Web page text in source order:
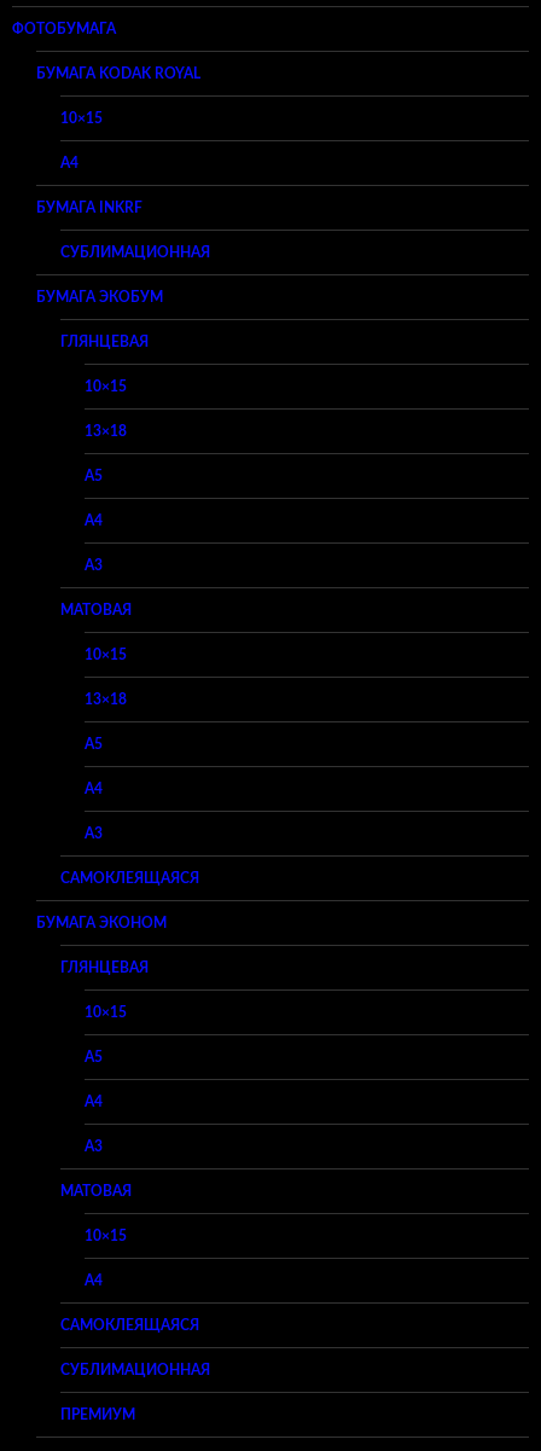
ФОТОБУМАГА
БУМАГА KODAK ROYAL
10×15
A4
БУМАГА INKRF
СУБЛИМАЦИОННАЯ
БУМАГА ЭКОБУМ
ГЛЯНЦЕВАЯ
10×15
13×18
A5
A4
A3
МАТОВАЯ
10×15
13×18
A5
A4
A3
САМОКЛЕЯЩАЯСЯ
БУМАГА ЭКОНОМ
ГЛЯНЦЕВАЯ
10×15
A5
A4
A3
МАТОВАЯ
10×15
A4
САМОКЛЕЯЩАЯСЯ
СУБЛИМАЦИОННАЯ
ПРЕМИУМ